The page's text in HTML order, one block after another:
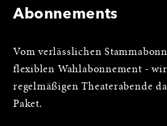
Abonnements
Vom verlässlichen
flexiblen Wahlabonnement -
regelmäßigen Theaterabende
Paket.